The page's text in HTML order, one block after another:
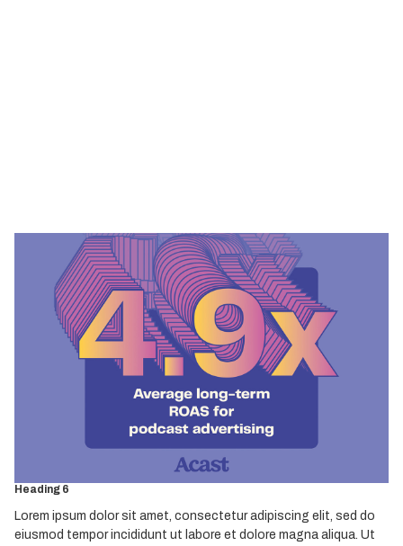
Heading 1
Heading 2
Heading 6
Lorem ipsum dolor sit amet, consectetur adipiscing elit, sed do
eiusmod tempor incididunt ut labore et dolore magna aliqua. Ut